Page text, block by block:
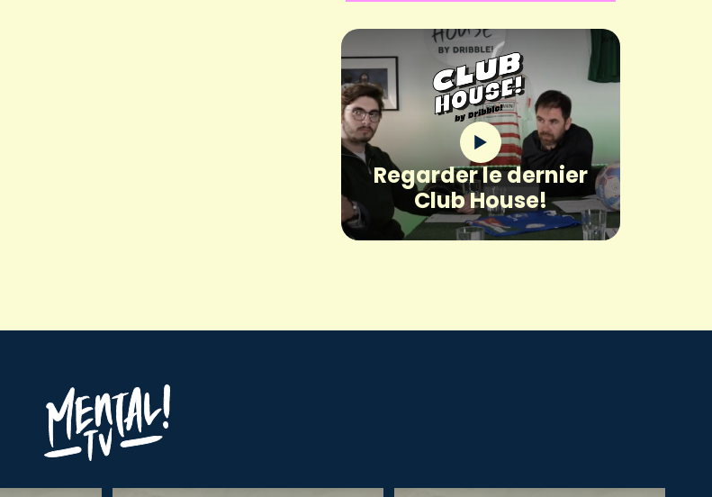
Regarder le dernier
Club House!